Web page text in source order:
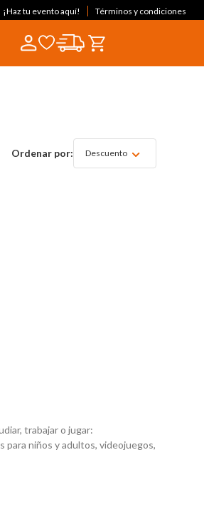
¡Haz tu evento aquí! Términos y condiciones
Descuento
trabajar o jugar:
para niños y adultos, videojuegos,